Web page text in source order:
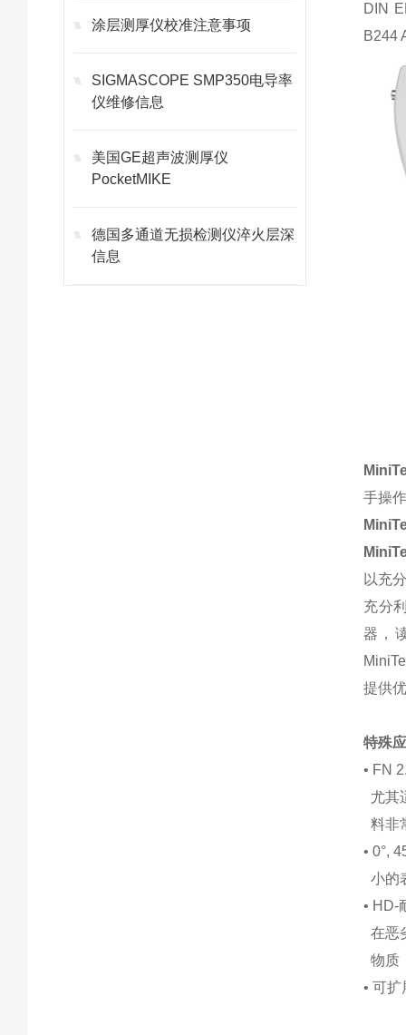
涂层测厚仪校准注意事项
SIGMASCOPE SMP350电导率
仪维修信息
美国GE超声波测厚仪
PocketMIKE
德国多通道无损检测仪淬火层深
信息
DIN
B244
手操
以充
充分
器，
提供
特殊
• FN
尤其
料非
•0°,
小的
• HD-
在恶
物质
•可扩